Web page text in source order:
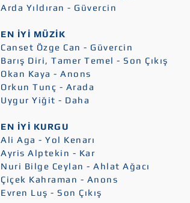
Arda Yıldıran - Güvercin
EN İYİ MÜZİK
Canset Özge Can - Güvercin
Barış Diri, Tamer Temel - Son Çıkış
Okan Kaya - Anons
Orkun Tunç - Arada
Uygur Yiğit - Daha
EN İYİ KURGU
Ali Aga - Yol Kenarı
Ayris Alptekin - Kar
Nuri Bilge Ceylan - Ahlat Ağacı
Çiçek Kahraman - Anons
Evren Luş - Son Çıkış